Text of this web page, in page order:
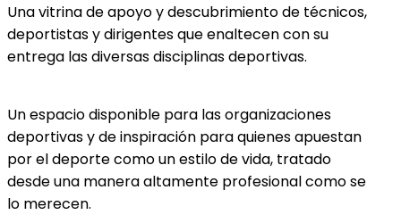
Una vitrina de apoyo y descubrimiento de técnicos,
deportistas y dirigentes que enaltecen con su
entrega las diversas disciplinas deportivas.
Un espacio disponible para las organizaciones
deportivas y de inspiración para quienes apuestan
por el deporte como un estilo de vida, tratado
desde una manera altamente profesional como se
lo merecen.